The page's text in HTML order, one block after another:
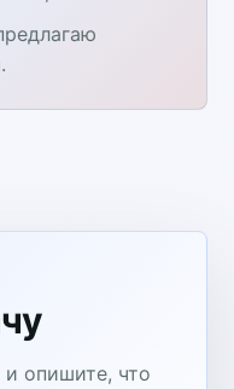
опишите, что